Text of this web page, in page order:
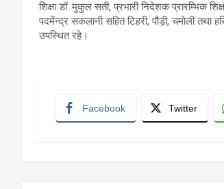
शिक्षा डॉ. मुकुल सती, प्रभारी निदेशक प्रारम्भिक
पदमेंन्द्र सकलानी सहित टिहरी, पौड़ी, चमोली तथा
उपस्थित रहे।
Facebook Twitter